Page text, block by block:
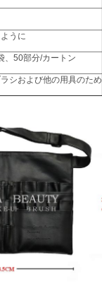
うに
、50部分/カートン
シおよび他の用具のため